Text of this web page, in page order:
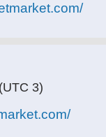
(UTC 3)